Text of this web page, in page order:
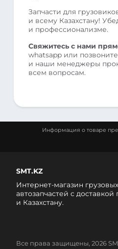
Запчасти для
и всему Казахстану!
и профессионализме.
Свяжитесь с нами
whatsapp или
и наши менеджеры
всем вопросам.
Информация о товаре
SMT.KZ
Интернет-магазин грузовых
автозапчастей c
и Казахстану.
Все права защищены, 2026